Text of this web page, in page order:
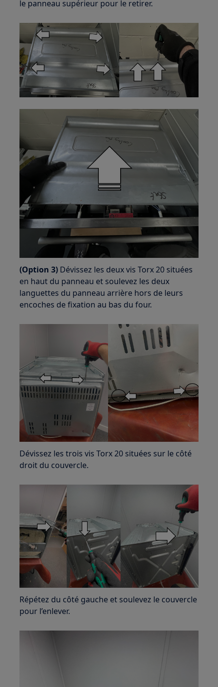
le panneau supérieur pour le retirer.
(Option 3) Dévissez les deux vis Torx 20 situées
en haut du panneau et soulevez les deux
languettes du panneau arrière hors de leurs
encoches de fixation au bas du four.
Dévissez les trois vis Torx 20 situées sur le côté
droit du couvercle.
Répétez du côté gauche et soulevez le couvercle
pour l’enlever.